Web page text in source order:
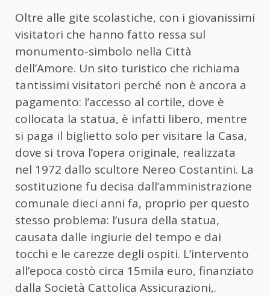
Oltre alle gite scolastiche, con i giovanissimi
visitatori che hanno fatto ressa sul
monumento-simbolo nella Città
dell’Amore. Un sito turistico che richiama
tantissimi visitatori perché non è ancora a
pagamento: l’accesso al cortile, dove è
collocata la statua, è infatti libero, mentre
si paga il biglietto solo per visitare la Casa,
dove si trova l’opera originale, realizzata
nel 1972 dallo scultore Nereo Costantini. La
sostituzione fu decisa dall’amministrazione
comunale dieci anni fa, proprio per questo
stesso problema: l’usura della statua,
causata dalle ingiurie del tempo e dai
tocchi e le carezze degli ospiti. L’intervento
all’epoca costò circa 15mila euro, finanziato
dalla Società Cattolica Assicurazioni,.